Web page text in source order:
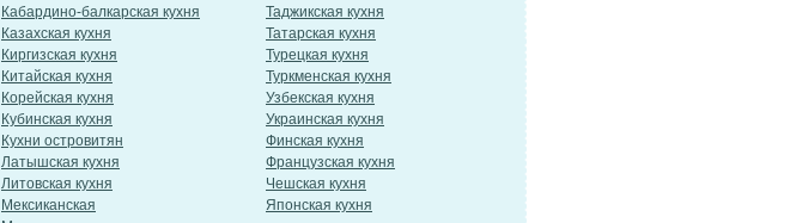
Кабардино-балкарская кухня
Казахская кухня
Киргизская кухня
Китайская кухня
Корейская кухня
Кубинская кухня
Кухни островитян
Латышская кухня
Литовская кухня
Мексиканская
Таджикская кухня
Татарская кухня
Турецкая кухня
Туркменская кухня
Узбекская кухня
Украинская кухня
Финская кухня
Французская кухня
Чешская кухня
Японская кухня